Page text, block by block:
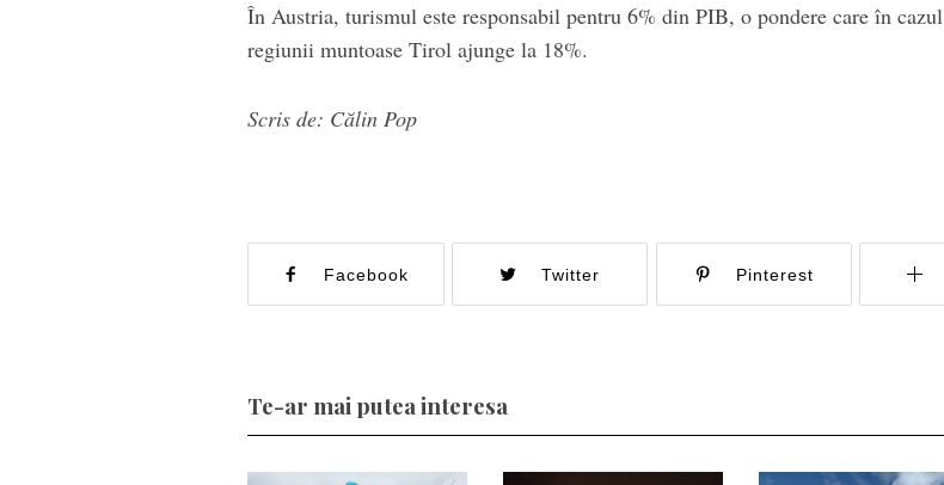
În Austria, turismul este responsabil pentru 6% din PIB, o pondere care în cazul
regiunii muntoase Tirol ajunge la 18%.
Scris de: Călin Pop
Facebook Twitter Pinterest
Te-ar mai putea interesa